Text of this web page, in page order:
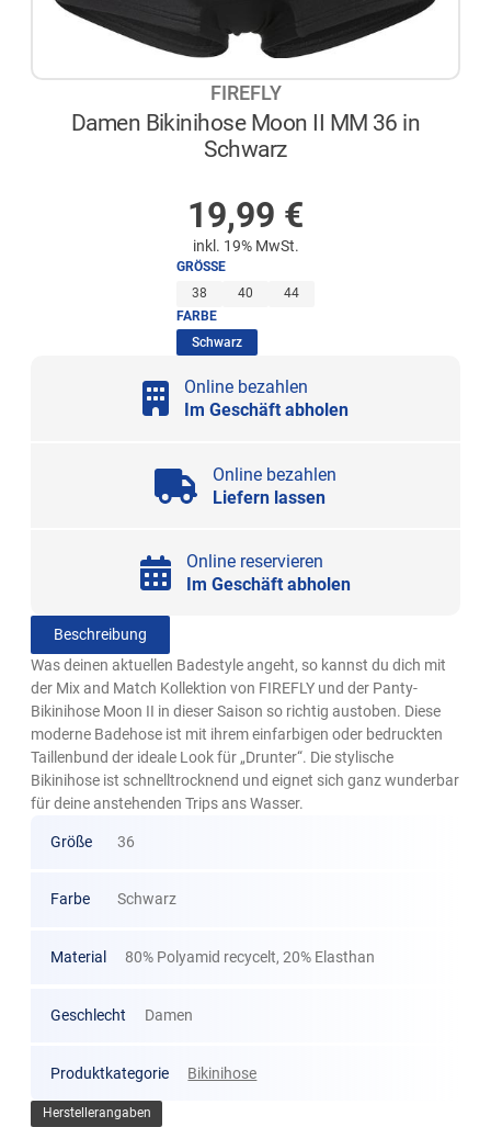
FIREFLY
Damen Bikinihose Moon II MM 36 in
Schwarz
19,99 €
inkl. 19% MwSt.
GRÖSSE
38
40
44
FARBE
Schwarz(ausgewählt)
Online bezahlen
Im Geschäft abholen
Online bezahlen
Liefern lassen
Online reservieren
Im Geschäft abholen
Beschreibung
Was deinen aktuellen Badestyle angeht, so kannst du dich mit
der Mix and Match Kollektion von FIREFLY und der Panty-
Bikinihose Moon II in dieser Saison so richtig austoben. Diese
moderne Badehose ist mit ihrem einfarbigen oder bedruckten
Taillenbund der ideale Look für „Drunter“. Die stylische
Bikinihose ist schnelltrocknend und eignet sich ganz wunderbar
für deine anstehenden Trips ans Wasser.
Größe 36
Farbe Schwarz
Material 80% Polyamid recycelt, 20% Elasthan
Geschlecht Damen
Produktkategorie Bikinihose
Herstellerangaben